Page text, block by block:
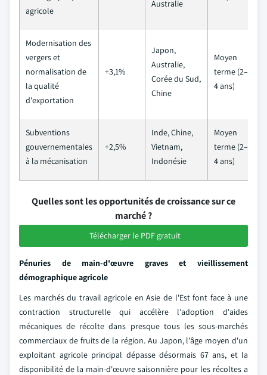
agricole
Australie
Modernisation des
vergers et
normalisation de
la qualité
d'exportation
+3,1%
Japon,
Australie,
Corée du Sud,
Chine
Moyen
terme (2–
4 ans)
Subventions
gouvernementales
à la mécanisation
+2,5%
Inde, Chine,
Vietnam,
Indonésie
Moyen
terme (2–
4 ans)
Quelles sont les opportunités de croissance sur ce
marché ?
Télécharger le PDF gratuit
Pénuries de main-d'œuvre graves et vieillissement
démographique agricole
Les marchés du travail agricole en Asie de l'Est font face à une
contraction structurelle qui accélère l'adoption d'aides
mécaniques de récolte dans presque tous les sous-marchés
commerciaux de fruits de la région. Au Japon, l'âge moyen d'un
exploitant agricole principal dépasse désormais 67 ans, et la
disponibilité de la main-d'œuvre saisonnière pour les récoltes a